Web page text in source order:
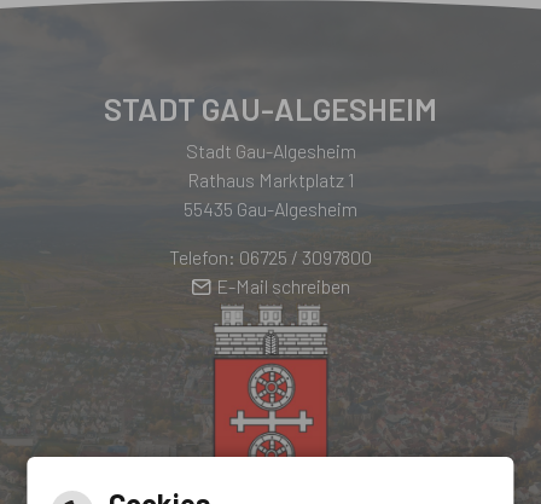
STADT GAU-ALGESHEIM
Stadt Gau-Algesheim
Rathaus Marktplatz 1
55435 Gau-Algesheim
Telefon: 06725 / 3097800
E-Mail schreiben